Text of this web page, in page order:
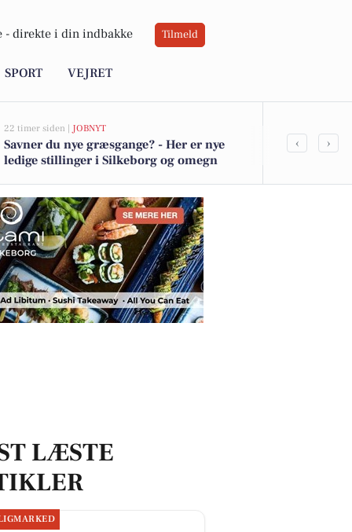
- direkte i din indbakke Tilmeld
SPORT VEJRET
22 timer siden | JOBNYT
Savner du nye græsgange? - Her er nye
ledige stillinger i Silkeborg og omegn
Atami
‹ ›
LÆSTE